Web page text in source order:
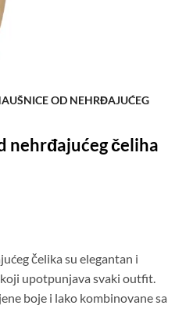
OD NEHRĐAJUĆEG
nehrđajućeg čeliha
čelika su elegantan i
upotpunjava svaki outfit.
boje i lako kombinovane sa